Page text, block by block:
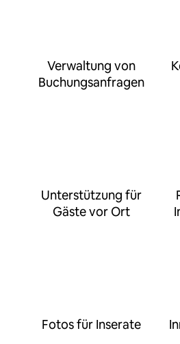
Verwaltung von
Buchungsanfragen
Unterstützung für
Gäste vor Ort
Fotos für Inserate